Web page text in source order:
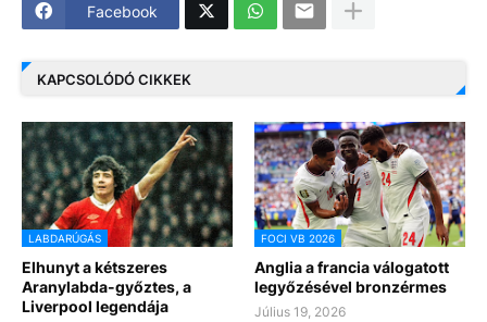
Facebook
KAPCSOLÓDÓ CIKKEK
LABDARÚGÁS
Elhunyt a kétszeres
Aranylabda-győztes, a
Liverpool legendája
FOCI VB 2026
Anglia a francia válogatott
legyőzésével bronzérmes
Július 19, 2026